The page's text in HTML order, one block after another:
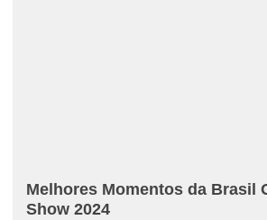
Melhores Momentos da Brasil
Show 2024